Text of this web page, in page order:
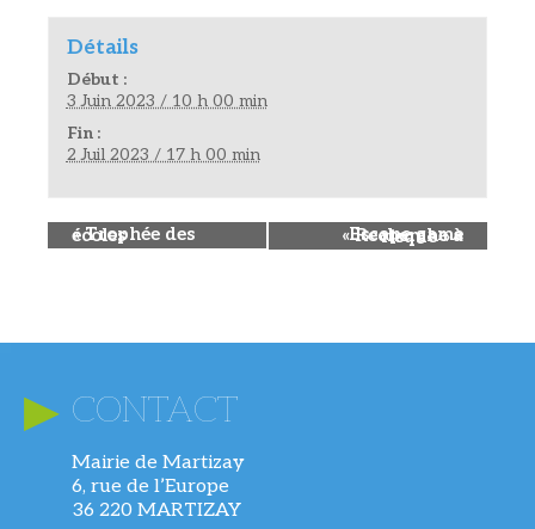
Détails
Début :
3 Juin 2023 / 10 h 00 min
Fin :
2 Juil 2023 / 17 h 00 min
«
Trophée des écoles Escape game « Recherche à risque »»
CONTACT
Mairie de Martizay
6, rue de l’Europe
36 220 MARTIZAY